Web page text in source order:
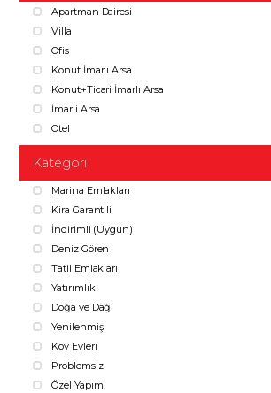
Apartman Dairesi
Villa
Ofis
Konut İmarlı Arsa
Konut+Ticari İmarlı Arsa
İmarli Arsa
Otel
Kategori
Marina Emlakları
Kira Garantili
İndirimli (Uygun)
Deniz Gören
Tatil Emlakları
Yatırımlık
Doğa ve Dağ
Yenilenmiş
Köy Evleri
Problemsiz
Özel Yapım